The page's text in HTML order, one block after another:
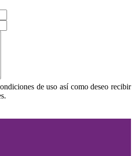
de uso así como deseo recibir